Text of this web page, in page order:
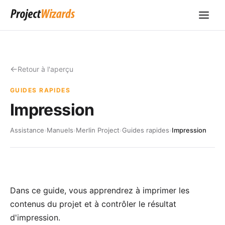
Retour à l'aperçu
GUIDES RAPIDES
Impression
Assistance›Manuels›Merlin Project›Guides rapides›Impression
Dans ce guide, vous apprendrez à imprimer les
contenus du projet et à contrôler le résultat
d'impression.